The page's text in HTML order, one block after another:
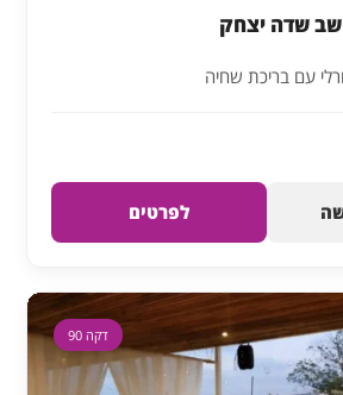
שדה יצחק
עם בריכת שחיה
לפרטים
דקה 90